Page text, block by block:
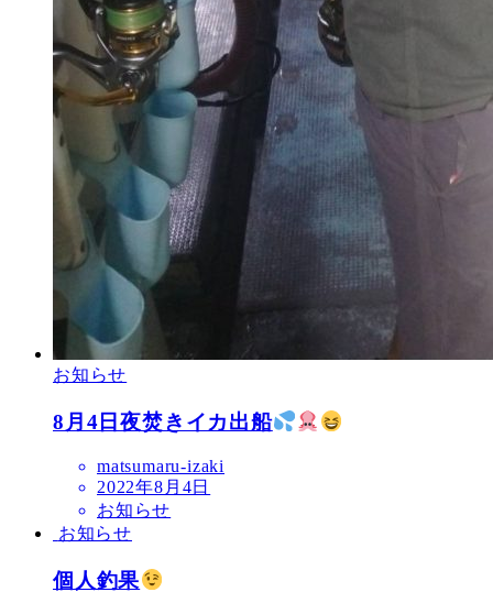
お知らせ
8月4日夜焚きイカ出船
matsumaru-izaki
2022年8月4日
お知らせ
お知らせ
個人釣果